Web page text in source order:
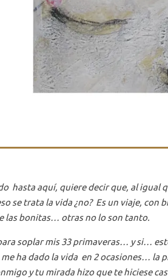
hasta aquí, quiere decir que, al igual
se trata la vida ¿no? Es un viaje,
las bonitas… otras no lo son tanto.
soplar mis 33 primaveras… y si…
ha dado la vida en 2 ocasiones… la
y tu mirada hizo que te hiciese